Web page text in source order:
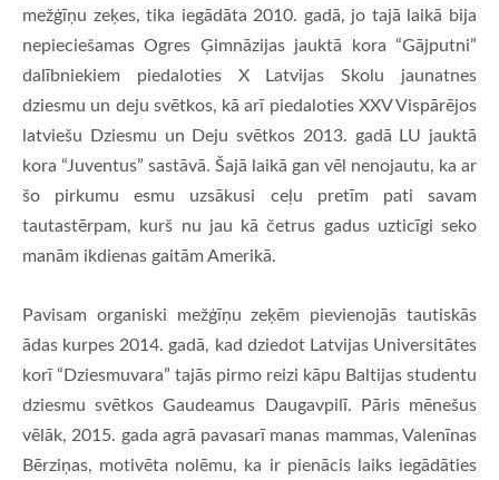
mežģīņu zeķes, tika iegādāta 2010. gadā, jo tajā laikā bija
nepieciešamas Ogres Ģimnāzijas jauktā kora “Gājputni”
dalībniekiem piedaloties X Latvijas Skolu jaunatnes
dziesmu un deju svētkos, kā arī piedaloties XXV Vispārējos
latviešu Dziesmu un Deju svētkos 2013. gadā LU jauktā
kora “Juventus” sastāvā. Šajā laikā gan vēl nenojautu, ka ar
šo pirkumu esmu uzsākusi ceļu pretīm pati savam
tautastērpam, kurš nu jau kā četrus gadus uzticīgi seko
manām ikdienas gaitām Amerikā.
Pavisam organiski mežģīņu zeķēm pievienojās tautiskās
ādas kurpes 2014. gadā, kad dziedot Latvijas Universitātes
korī “Dziesmuvara” tajās pirmo reizi kāpu Baltijas studentu
dziesmu svētkos Gaudeamus Daugavpilī. Pāris mēnešus
vēlāk, 2015. gada agrā pavasarī manas mammas, Valenīnas
Bērziņas, motivēta nolēmu, ka ir pienācis laiks iegādāties